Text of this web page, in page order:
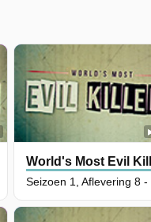
World's Most Evil